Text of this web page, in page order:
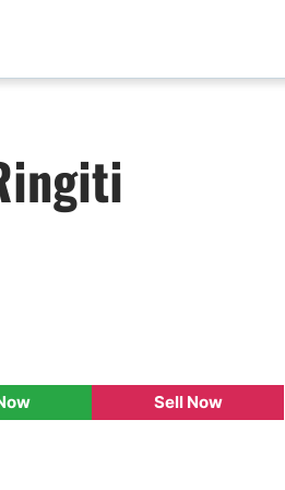
Türkiye Finans Haberleri
Teknik Analiz
USD/TRY
Ücretsiz Forex Sinyalleri
Sell Now